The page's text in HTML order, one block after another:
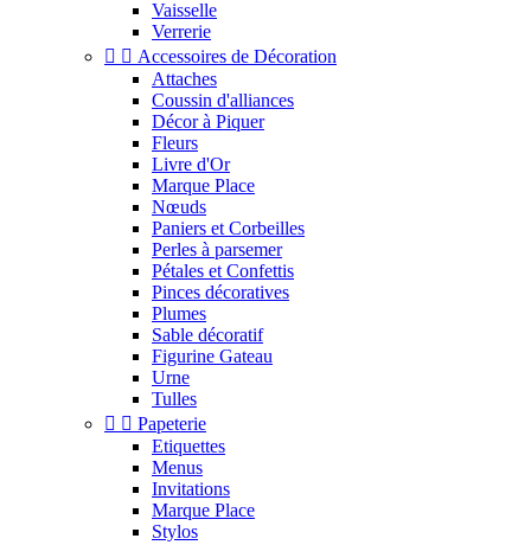
Vaisselle
Verrerie
  Accessoires de Décoration
Attaches
Coussin d'alliances
Décor à Piquer
Fleurs
Livre d'Or
Marque Place
Nœuds
Paniers et Corbeilles
Perles à parsemer
Pétales et Confettis
Pinces décoratives
Plumes
Sable décoratif
Figurine Gateau
Urne
Tulles
  Papeterie
Etiquettes
Menus
Invitations
Marque Place
Stylos